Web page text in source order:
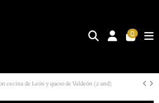
0
cecina de León y queso de Valdeón (2 und)